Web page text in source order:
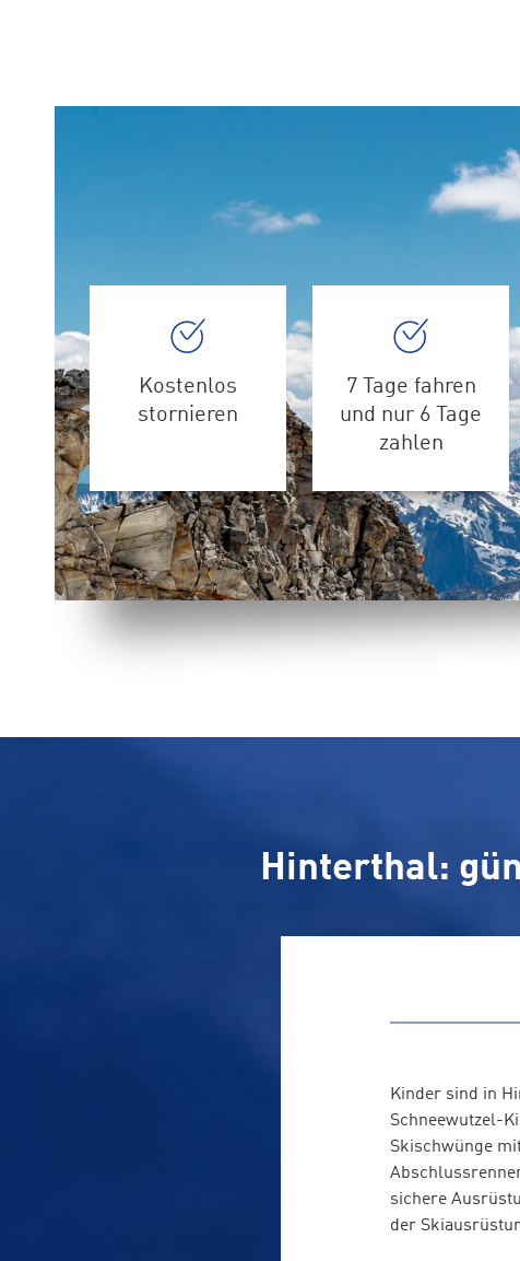
Kostenlos
stornieren
7 Tage fahren
und nur 6 Tage
zahlen
Hinterthal:
Kinder sind in
Schneewutzel-
Skischwünge
sichere
der